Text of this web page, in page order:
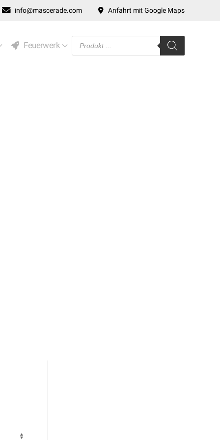
info@mascerade.com Anfahrt mit Google Maps
Feuerwerk
Products
search